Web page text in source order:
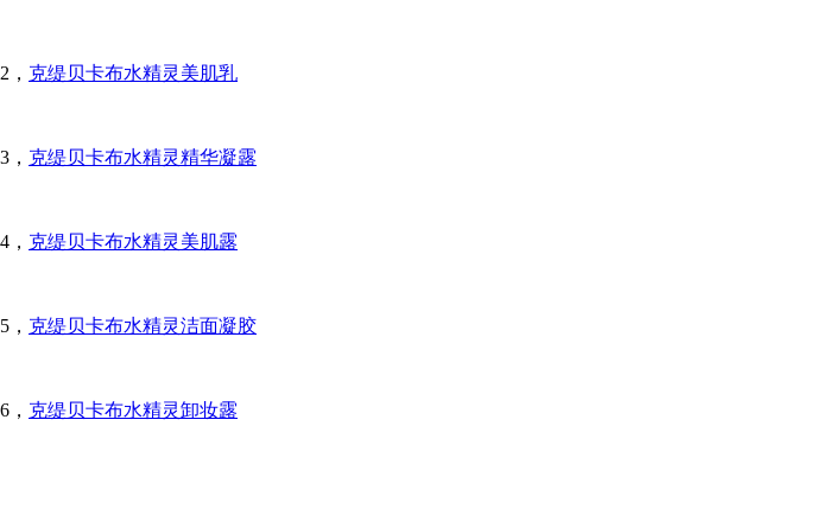
2， 克缇贝卡布水精灵美肌乳
3， 克缇贝卡布水精灵精华凝露
4， 克缇贝卡布水精灵美肌露
5， 克缇贝卡布水精灵洁面凝胶
6， 克缇贝卡布水精灵卸妆露